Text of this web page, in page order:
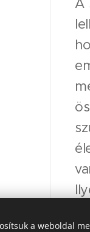
A
1119 a weboldal